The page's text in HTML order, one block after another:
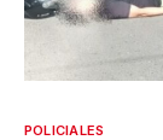
POLICIALES